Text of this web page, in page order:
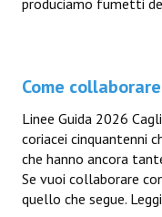
produciamo fumetti
Come
Linee Guida 2026
coriacei cinquantenni
che hanno ancora
Se vuoi collaborare
quello che segue.